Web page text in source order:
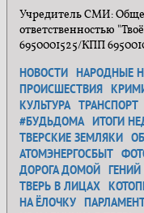
Учредитель СМИ:
ответственностью
6950001525/КПП
НОВОСТИ НАРОДНЫЕ
ПРОИСШЕСТВИЯ
КУЛЬТУРА ТРАНСПОРТ
#БУДЬДОМА ИТОГИ
ТВЕРСКИЕ ЗЕМЛЯКИ
АТОМЭНЕРГОСБЫТ
ДОРОГА ДОМОЙ ГЕНИЙ
ТВЕРЬ В ЛИЦАХ
НА ЁЛОЧКУ